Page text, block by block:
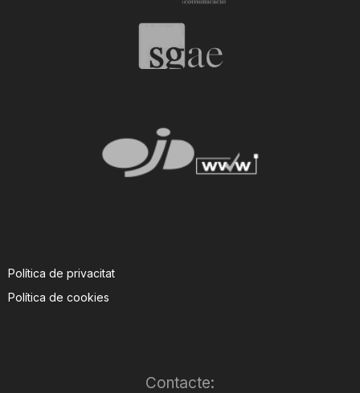
Política de privacitat
Política de cookies
Contacte: